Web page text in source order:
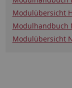
Modulübersicht
Modulhandbuch
Modulübersicht